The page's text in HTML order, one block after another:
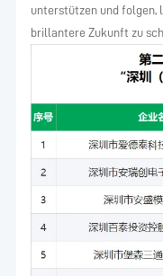
unterstützen und folgen,
brillantere Zukunft zu